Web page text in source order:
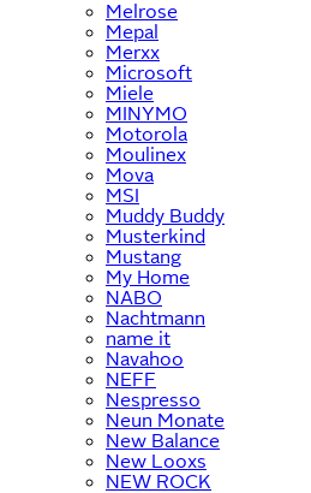
Melrose
Mepal
Merxx
Microsoft
Miele
MINYMO
Motorola
Moulinex
Mova
MSI
Muddy Buddy
Musterkind
Mustang
My Home
NABO
Nachtmann
name it
Navahoo
NEFF
Nespresso
Neun Monate
New Balance
New Looxs
NEW ROCK